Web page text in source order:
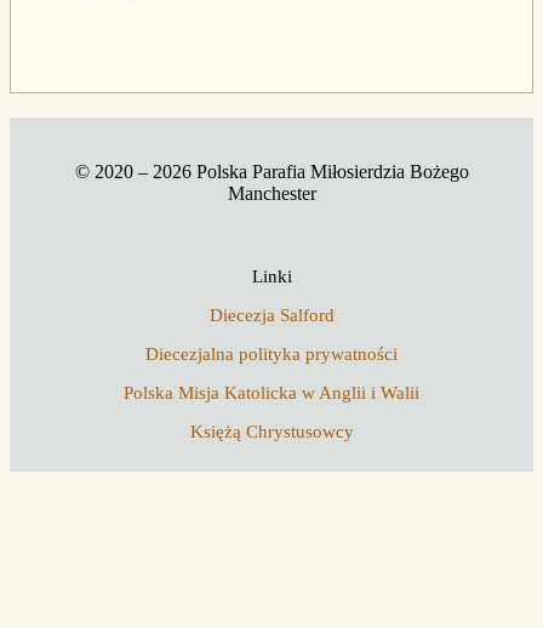
© 2020 – 2026 Polska Parafia Miłosierdzia Bożego
Manchester
Linki
Diecezja Salford
Diecezjalna polityka prywatności
Polska Misja Katolicka w Anglii i Walii
Księżą Chrystusowcy